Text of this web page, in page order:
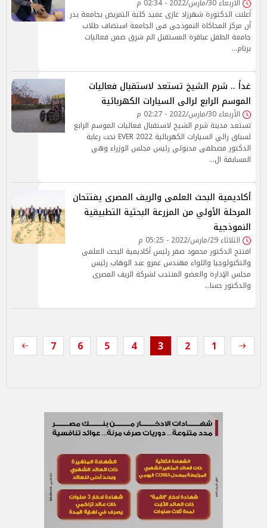
الأربعاء 30/مارس/2022 - 02:34 م
أعلنت الدكتورة شهرزاد غازى عميد كلية التمريض بجامعة بدر
أن مركز المحاكاة النموذجى فى الجامعة استضاف طلاب
جامعة الطفل عباقرة المستقبل الم شرق ضمن فعاليات
برنام…
غداً .. شرم الشيخ تستعد لاستقبال فعاليات
الموسم الرابع لرالى السيارات الكهربائية
الأربعاء 30/مارس/2022 - 02:27 م
تستعد مدينة شرم الشيخ لاستقبال فعاليات الموسم الرابع
لسباق رالي السيارات الكهربائية EVER 2022 تحت رعاية
الدكتور مصطفى مدبولي رئيس مجلس الوزراء وهي
المسابقة ال…
أكاديمية البحث العلمى والريف المصرى يفتتحان
المرحلة الأولي من المزرعة البحثية التطبيقية
النموذجية
الثلاثاء 29/مارس/2022 - 05:25 م
افتتح الدكتور محمود صقر رئيس أكاديمية البحث العلمى
والتكنولوجيا واللواء مهندس عمرو عبد الوهاب رئيس
مجلس الإدارة والعضو المنتدب لشركة الريف المصرى
والدكتور حسا…
1
2
3
4
5
6
7